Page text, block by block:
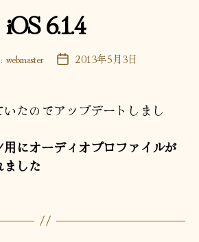
ゴ
リ
iOS 6.1.4
webmaster
投 2013年5月3日
たのでアップデートしまし
にオーディオプロファイルが
した